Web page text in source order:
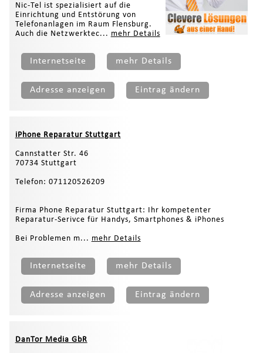
Nic-Tel ist spezialisiert auf die
Einrichtung und Entstörung von
Telefonanlagen im Raum Flensburg.
Auch die Netzwerktec... mehr Details
Internetseite mehr Details
Adresse anzeigen Eintrag ändern
iPhone Reparatur Stuttgart
Cannstatter Str. 46
70734 Stuttgart
Telefon: 071120526209
Firma Phone Reparatur Stuttgart: Ihr kompetenter
Reparatur-Serivce für Handys, Smartphones & iPhones
Bei Problemen m... mehr Details
Internetseite mehr Details
Adresse anzeigen Eintrag ändern
DanTor Media GbR